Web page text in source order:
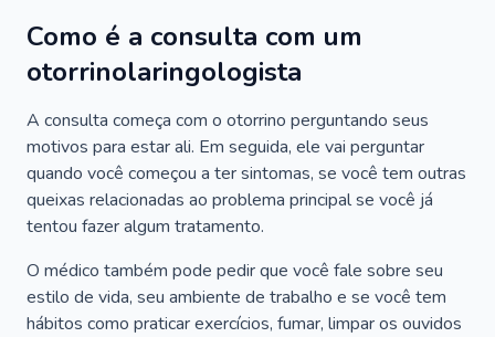
Como é a consulta com um
otorrinolaringologista
A consulta começa com o otorrino perguntando seus
motivos para estar ali. Em seguida, ele vai perguntar
quando você começou a ter sintomas, se você tem outras
queixas relacionadas ao problema principal se você já
tentou fazer algum tratamento.
O médico também pode pedir que você fale sobre seu
estilo de vida, seu ambiente de trabalho e se você tem
hábitos como praticar exercícios, fumar, limpar os ouvidos